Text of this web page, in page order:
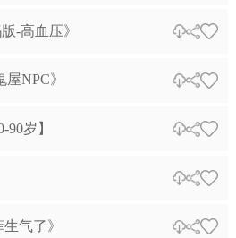
电话彩铃 歌曲翻唱
其它类型
-高血压》
NPC》
岁】
气了》